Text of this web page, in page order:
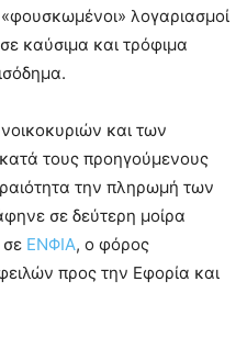
λογαριασμοί
καύσιμα και τρόφιμα
και των
τους προηγούμενους
την πληρωμή των
σε δεύτερη μοίρα
σε ΕΝΦΙΑ, ο φόρος
προς την Εφορία και